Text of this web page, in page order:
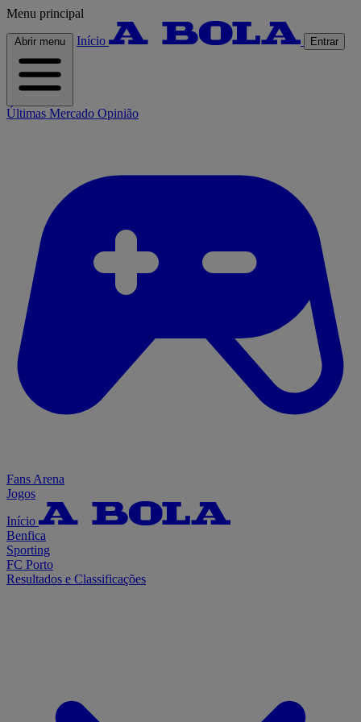
Menu principal
Abrir menu Início Entrar
Últimas Mercado Opinião
Fans Arena
Jogos
Início
Benfica
Sporting
FC Porto
Resultados e Classificações